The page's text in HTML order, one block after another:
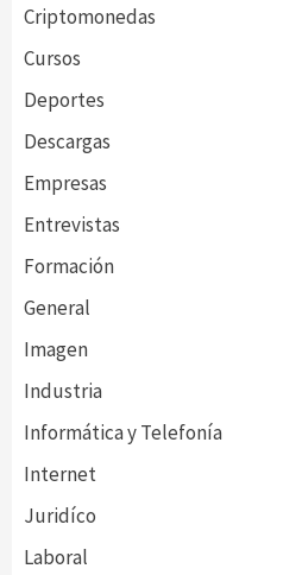
Criptomonedas
Cursos
Deportes
Descargas
Empresas
Entrevistas
Formación
General
Imagen
Industria
Informática y Telefonía
Internet
Juridíco
Laboral